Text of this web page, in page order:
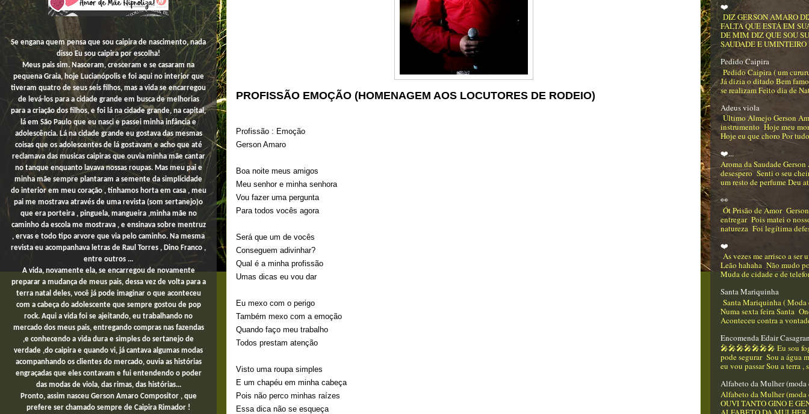
PROFISSÃO EMOÇÃO (HOMENAGEM AOS LOCUTORES DE RODEIO)
Profissão : Emoção
Gerson Amaro
Boa noite meus amigos
Meu senhor e minha senhora
Vou fazer uma pergunta
Para todos vocês agora
Será que um de vocês
Conseguem adivinhar?
Qual é a minha profissão
Umas dicas eu vou dar
Eu mexo com o perigo
Também mexo com a emoção
Quando faço meu trabalho
Todos prestam atenção
Visto uma roupa simples
E um chapéu em minha cabeça
Pois não perco minhas raízes
Essa dica não se esqueça
Se engana quem pensa que sou caipira de nascimento, nada
dissoEu sou caipira por escolha!
Meus pais sim. Nasceram, cresceram e se casaram na
pequena Graia, hoje Lucianópolis e foi aqui no interior que
tiveram quatro de seus seis filhos, mas a vida se encarregou
de levá-los para a cidade grande em busca de melhorias
para a criação dos filhos, e foi lá na cidade grande, na capital,
lá em São Paulo que eu nasci e passei minha infância e
adolescência. Lá na cidade grande eu gostava das mesmas
coisas que os adolescentes de lá gostavam e acho que até
reclamava das musicas caipiras que ouvia minha mãe cantar
no tanque enquanto lavava nossas roupas. Mas meu pai e
minha mãe sempre plantaram a semente da simplicidade
do interior em meu coração , tínhamos horta em casa , meu
pai me mostrava através de uma revista (som sertanejo)o
que era porteira , pinguela, mangueira ,minha mãe no
caminho da escola me mostrava , e ensinava sobre mentruz
, ervas e todo tipo arvore que via pelo caminho. Na mesma
revista eu acompanhava letras de Raul Torres , Dino Franco ,
entre outros ...
A vida, novamente ela, se encarregou de novamente
preparar a mudança de meus pais, dessa vez de volta para a
terra natal deles, você já pode imaginar o que aconteceu
com a cabeça do adolescente que sempre gostou de pop
rock. Aqui a vida foi se ajeitando, eu trabalhando no
mercado dos meus pais, entregando compras nas fazendas
,e conhecendo a vida dura e simples do sertanejo de
verdade ,do caipira e quando vi, já cantava algumas modas
acompanhando os clientes do mercado, ouvia as histórias
engraçadas que eles contavam e fui entendendo o poder
das modas de viola, das rimas, das histórias...
Pronto, assim nasceu Gerson Amaro Compositor , que
prefere ser chamado sempre de Caipira Rimador !
❤️
DIZ GERSON AMARO
FALTA QUE ESTÁ EM
DE MIM DIZ QUE SOU
SAUDADE E UMINTEIRO
Pedido Caipira
Pedido Caipira ( um
Já dizia o ditado Bem
se realizam Feito dia de
Adeus viola
Último Almejo Gerson
instrumento Hoje meu
Hoje eu que choro Por
❤️...
Aroma da Saudade
desespero Senti o seu
um resto de perfume Deu
👀
Ót Prisão de Amor
entregar Pois matei o
natureza Foi legítima
❤️
As vezes me arrisco a ser
Leão hahaha Não mudo
Muda de cidade e de
Santa Mariquinha
Santa Mariquinha (
Numa sexta feira Santa
Aconteceu contra a
Encomenda Edair
🎤🎤🎤🎤🎤🎤🎤 Eu sou
pode segurar Sou a água
eu vou passar Sou a terra ,
Alfabeto da Mulher
Alfabeto da Mulher
OUVI TANTO GINO E